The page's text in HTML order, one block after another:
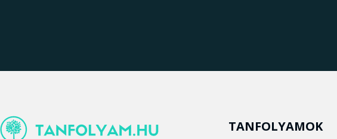
TANFOLYAMOK